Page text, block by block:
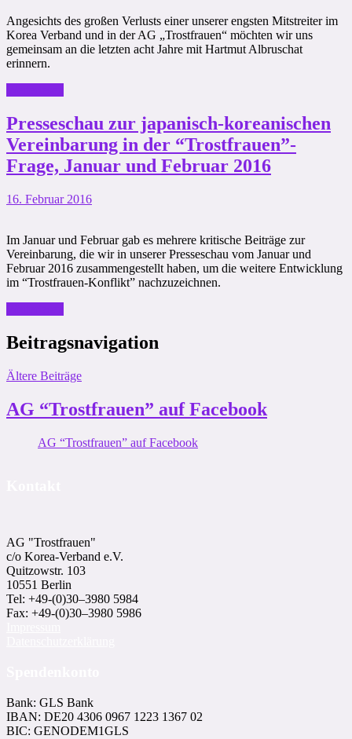
Angesichts des großen Verlusts einer unserer engsten Mitstreiter im
Korea Verband und in der AG „Trostfrauen“ möchten wir uns
gemeinsam an die letzten acht Jahre mit Hartmut Albruschat
erinnern.
Presseschau zur japanisch-koreanischen
Vereinbarung in der “Trostfrauen”-
Frage, Januar und Februar 2016
16. Februar 2016
Im Januar und Februar gab es mehrere kritische Beiträge zur
Vereinbarung, die wir in unserer Presseschau vom Januar und
Februar 2016 zusammengestellt haben, um die weitere Entwicklung
im “Trostfrauen-Konflikt” nachzuzeichnen.
Beitragsnavigation
Ältere Beiträge
AG “Trostfrauen” auf Facebook
AG “Trostfrauen” auf Facebook
AG "Trostfrauen"
c/o Korea-Ver­band e.V.
Quitzowstr. 103
10551 Berlin
Tel: +49-(0)30–3980 5984
Fax: +49-(0)30–3980 5986
Bank: GLS Bank
IBAN: DE20 4306 0967 1223 1367 02
BIC: GENODEM1GLS